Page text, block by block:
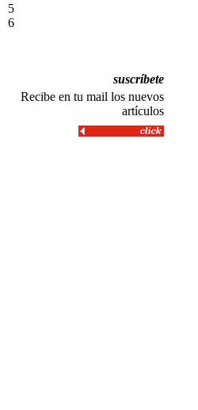
5
6
suscríbete
Recibe en tu mail los nuevos
artículos